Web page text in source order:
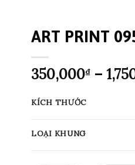
ART PRINT
350,000₫ –
KÍCH THƯỚC
LOẠI KHUNG